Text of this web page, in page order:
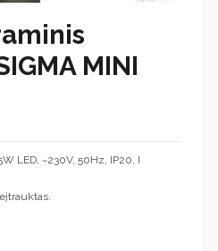
MINI
LED, ~230V, 50Hz, IP20, I